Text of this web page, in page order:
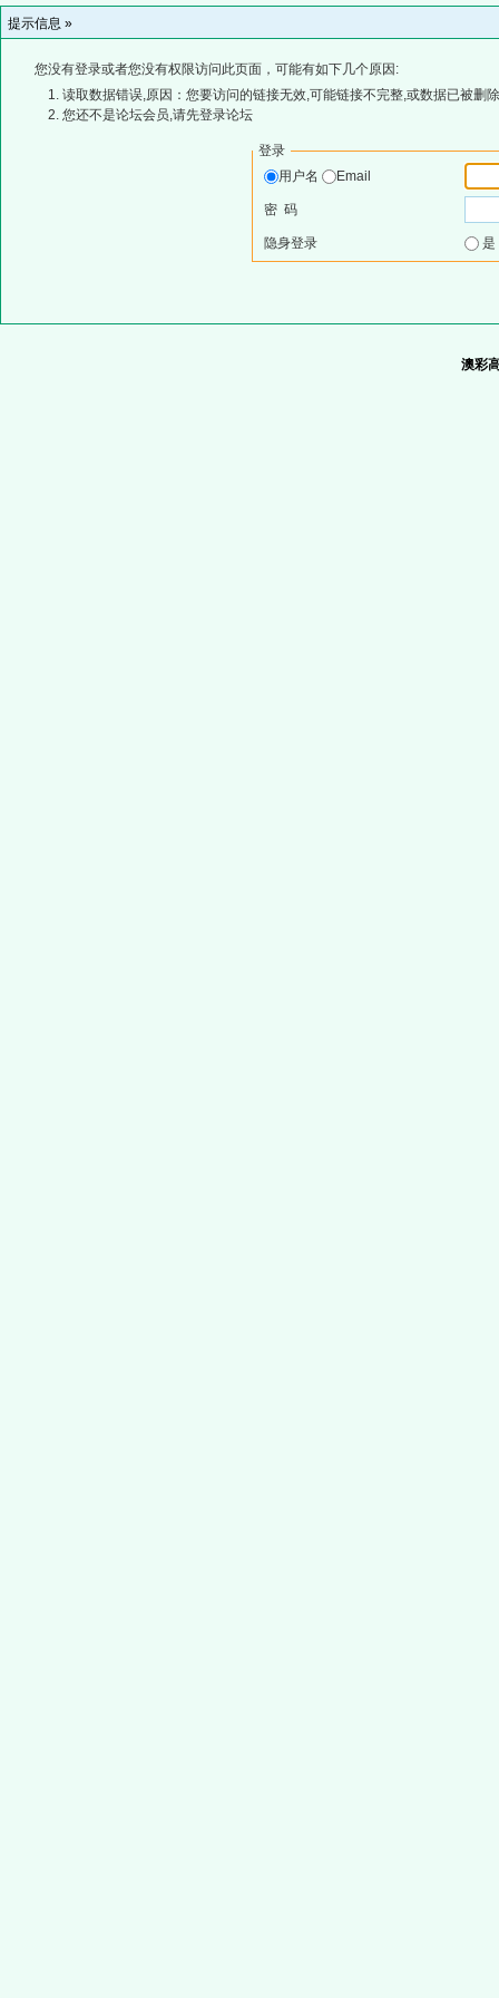
提示信息 »
您没有登录或者您没有权限访问此页面，可能有如下几个原因:
读取数据错误,原因：您要访问的链接无效,可能链接不完整,或数据已被删
您还不是论坛会员,请先登录论坛
登录
用户名
Email
密 码
隐身登录
澳彩